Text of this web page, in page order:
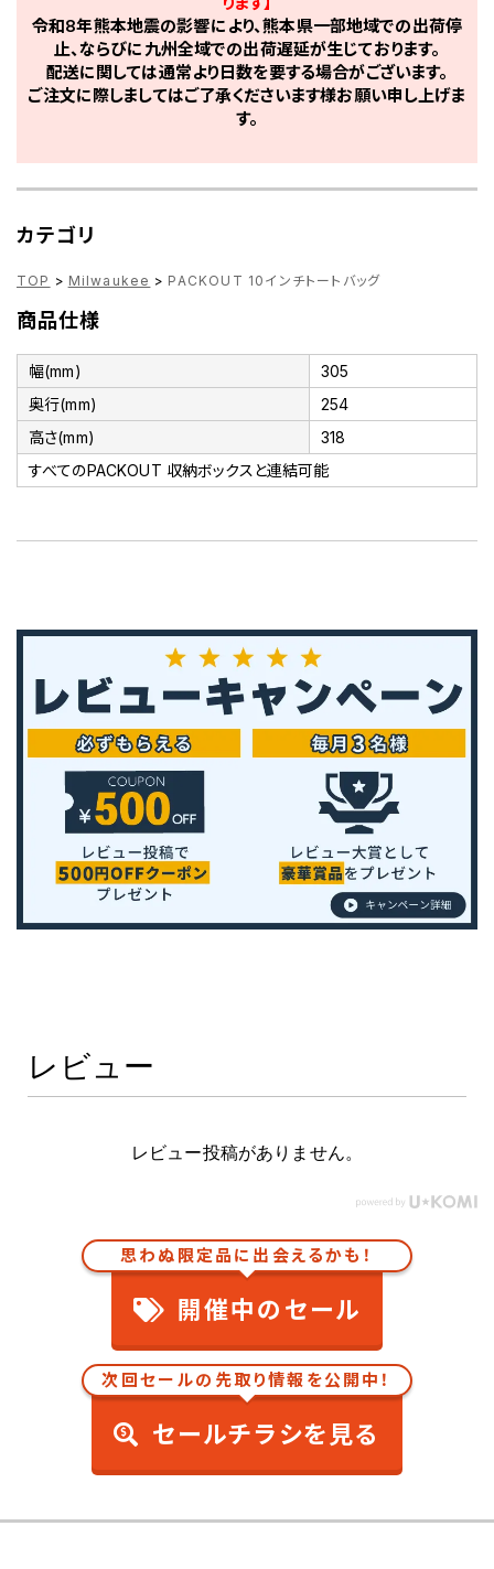
令和8年熊本地震の影響により、熊本県一部地域での出荷停
止、ならびに九州全域での出荷遅延が生じております。
配送に関しては通常より日数を要する場合がございます。
ご注文に際しましてはご了承くださいます様お願い申し上げま
す。
カテゴリ
TOP > Milwaukee > PACKOUT 10インチトートバッグ
商品仕様
幅(mm)
305
奥行(mm)
254
高さ(mm)
318
すべてのPACKOUT 収納ボックスと連結可能
レビュー
レビュー投稿がありません。
思わぬ限定品に出会えるかも！
開催中のセール
次回セールの先取り情報を公開中！
セールチラシを見る